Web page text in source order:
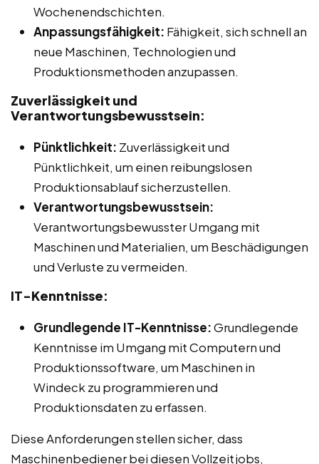
Wochenendschichten.
Anpassungsfähigkeit: Fähigkeit, sich schnell an
neue Maschinen, Technologien und
Produktionsmethoden anzupassen.
Zuverlässigkeit und
Verantwortungsbewusstsein:
Pünktlichkeit: Zuverlässigkeit und
Pünktlichkeit, um einen reibungslosen
Produktionsablauf sicherzustellen.
Verantwortungsbewusstsein:
Verantwortungsbewusster Umgang mit
Maschinen und Materialien, um Beschädigungen
und Verluste zu vermeiden.
IT-Kenntnisse:
Grundlegende IT-Kenntnisse:Grundlegende
Kenntnisse im Umgang mit Computern und
Produktionssoftware, um Maschinen in
Windeck zu programmieren und
Produktionsdaten zu erfassen.
Diese Anforderungen stellen sicher, dass
Maschinenbediener bei diesen Vollzeitjobs,